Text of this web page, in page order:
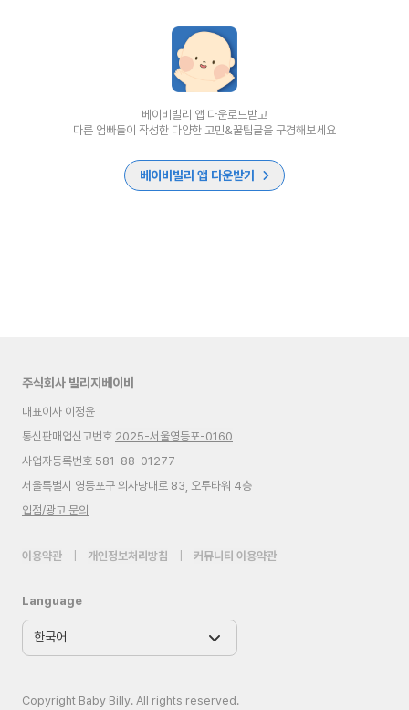
베이비빌리 앱 다운로드받고
다른 엄빠들이 작성한 다양한 고민&꿀팁글을 구경해보세요
베이비빌리 앱 다운받기
주식회사 빌리지베이비
대표이사 이정윤
통신판매업신고번호 2025-서울영등포-0160
사업자등록번호 581-88-01277
서울특별시 영등포구 의사당대로 83, 오투타워 4층
입점/광고 문의
이용약관 개인정보처리방침 커뮤니티 이용약관
Language
Copyright Baby Billy. All rights reserved.